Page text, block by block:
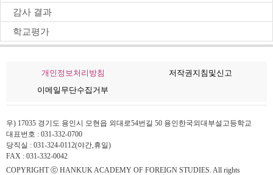
감사 결과
학교평가
개인정보처리방침
저작권지침및신고
이메일무단수집거부
우) 17035 경기도 용인시 모현읍 외대로54번길 50 용인한국외대부설고등학교
대표번호 : 031-332-0700
당직실 : 031-324-0112(야간,휴일)
FAX : 031-332-0042
COPYRIGHT ⓒ HANKUK ACADEMY OF FOREIGN STUDIES. All rights